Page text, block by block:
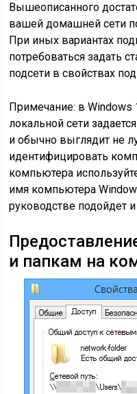
Вышеописанного
вашей домашней сети
При иных вариантах
потребоваться задать
подсети в свойствах
Примечание: в
локальной сети
и обычно выглядит не
идентифицировать
компьютера
имя компьютера
руководстве подойдет
и папкам на